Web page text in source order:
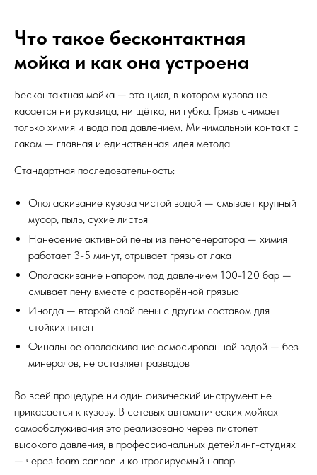
Что такое бесконтактная
мойка и как она устроена
Бесконтактная мойка — это цикл, в котором кузова не
касается ни рукавица, ни щётка, ни губка. Грязь снимает
только химия и вода под давлением. Минимальный контакт с
лаком — главная и единственная идея метода.
Стандартная последовательность:
Ополаскивание кузова чистой водой — смывает крупный
мусор, пыль, сухие листья
Нанесение активной пены из пеногенератора — химия
работает 3-5 минут, отрывает грязь от лака
Ополаскивание напором под давлением 100-120 бар —
смывает пену вместе с растворённой грязью
Иногда — второй слой пены с другим составом для
стойких пятен
Финальное ополаскивание осмосированной водой — без
минералов, не оставляет разводов
Во всей процедуре ни один физический инструмент не
прикасается к кузову. В сетевых автоматических мойках
самообслуживания это реализовано через пистолет
высокого давления, в профессиональных детейлинг-студиях
— через foam cannon и контролируемый напор.